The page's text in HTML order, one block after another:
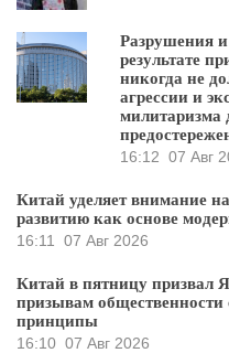
Разрушения
результате
никогда не
агрессии и
милитаризма
16:12 07 Авг
Китай уделяет внимание
развитию как основе
16:11
07 Авг 2026
Китай в пятницу призвал
призывам общественности
принципы
16:10 07 Авг 2026